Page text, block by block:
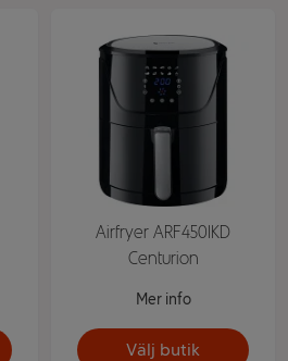
Airfryer ARF450IKD
Centurion
Mer info
Välj butik